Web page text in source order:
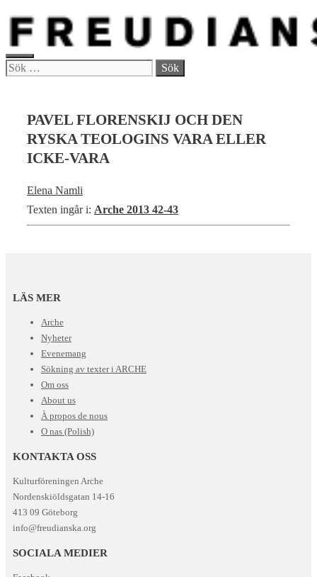
Hoppa
innehåll
MENY
Sök
PAVEL FLORENSKIJ OCH DEN
RYSKA TEOLOGINS VARA ELLER
ICKE-VARA
Elena Namli
Texten ingår i: Arche 2013 42-43
LÄS MER
Arche
Nyheter
Evenemang
Sökning av texter i ARCHE
Om oss
About us
À propos de nous
O nas (Polish)
KONTAKTA OSS
Kulturföreningen Arche
Nordenskiöldsgatan 14-16
413 09 Göteborg
info@freudianska.org
SOCIALA MEDIER